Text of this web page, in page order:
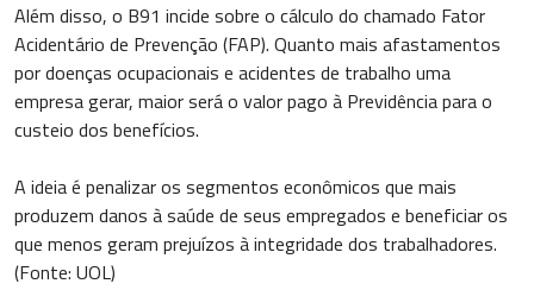
Além disso, o B91 incide sobre o cálculo do chamado Fator
Acidentário de Prevenção (FAP). Quanto mais afastamentos
por doenças ocupacionais e acidentes de trabalho uma
empresa gerar, maior será o valor pago à Previdência para o
custeio dos benefícios.
A ideia é penalizar os segmentos econômicos que mais
produzem danos à saúde de seus empregados e beneficiar os
que menos geram prejuízos à integridade dos trabalhadores.
(Fonte: UOL)